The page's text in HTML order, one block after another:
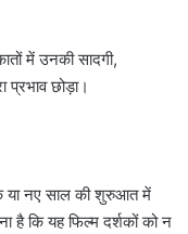
में उनकी सादगी,
प्रभाव छोड़ा।
या नए साल की शुरुआत में
है कि यह फिल्म दर्शकों को न